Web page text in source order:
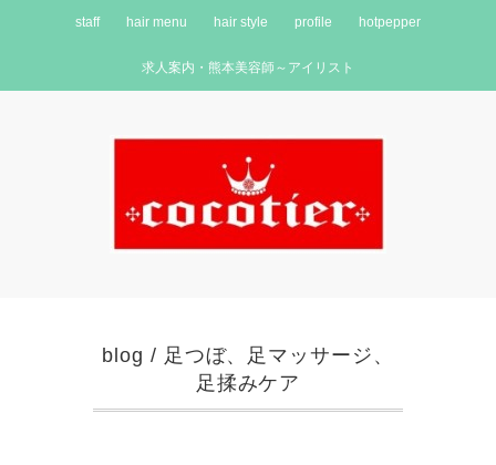
staff hair menu hair style profile hotpepper
求人案内・熊本美容師～アイリスト
blog / 足つぼ、足マッサージ、
足揉みケア